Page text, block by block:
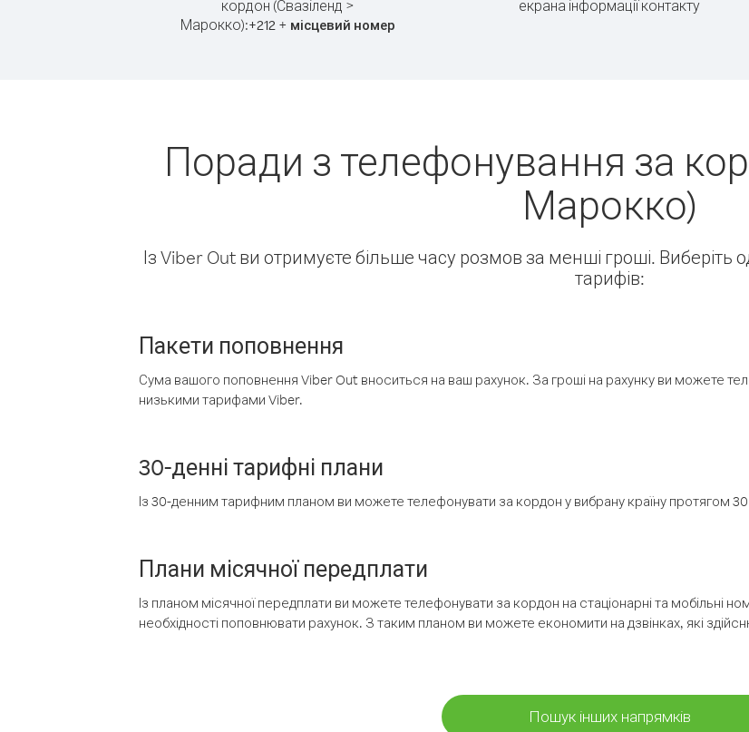
кордон (Свазіленд >
Марокко):+212+ місцевий номер
екрана інформації контакту
Поради з телефонування за
Марокко)
Із Viber Out ви отримуєте більше часу розмов за менші гроші. Виберіть
тарифів:
Пакети поповнення
Сума вашого поповнення Viber Out вноситься на ваш рахунок. За гроші на рахунку ви можете
низькими тарифами Viber.
30-денні тарифні плани
Із 30-денним тарифним планом ви можете телефонувати за кордон у вибрану країну протягом
Плани місячної передплати
Із планом місячної передплати ви можете телефонувати за кордон на стаціонарні та мобільні
необхідності поповнювати рахунок. З таким планом ви можете економити на дзвінках, які
Пошук інших напрямків